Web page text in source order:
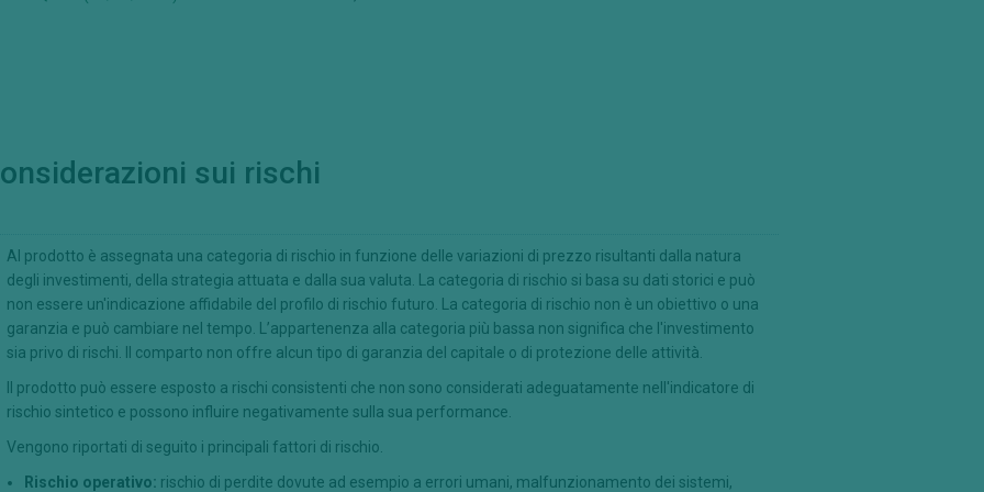
sui rischi
Al prodotto è assegnata una categoria di rischio in funzione delle variazioni di prezzo risultanti dalla natura
degli investimenti, della strategia attuata e dalla sua valuta. La categoria di rischio si basa su dati storici e può
non essere un'indicazione affidabile del profilo di rischio futuro. La categoria di rischio non è un obiettivo o una
garanzia e può cambiare nel tempo. L’appartenenza alla categoria più bassa non significa che l'investimento
sia privo di rischi. Il comparto non offre alcun tipo di garanzia del capitale o di protezione delle attività.
Il prodotto può essere esposto a rischi consistenti che non sono considerati adeguatamente nell'indicatore di
rischio sintetico e possono influire negativamente sulla sua performance.
Vengono riportati di seguito i principali fattori di rischio.
Rischio operativo: rischio di perdite dovute ad esempio a errori umani, malfunzionamento dei sistemi,